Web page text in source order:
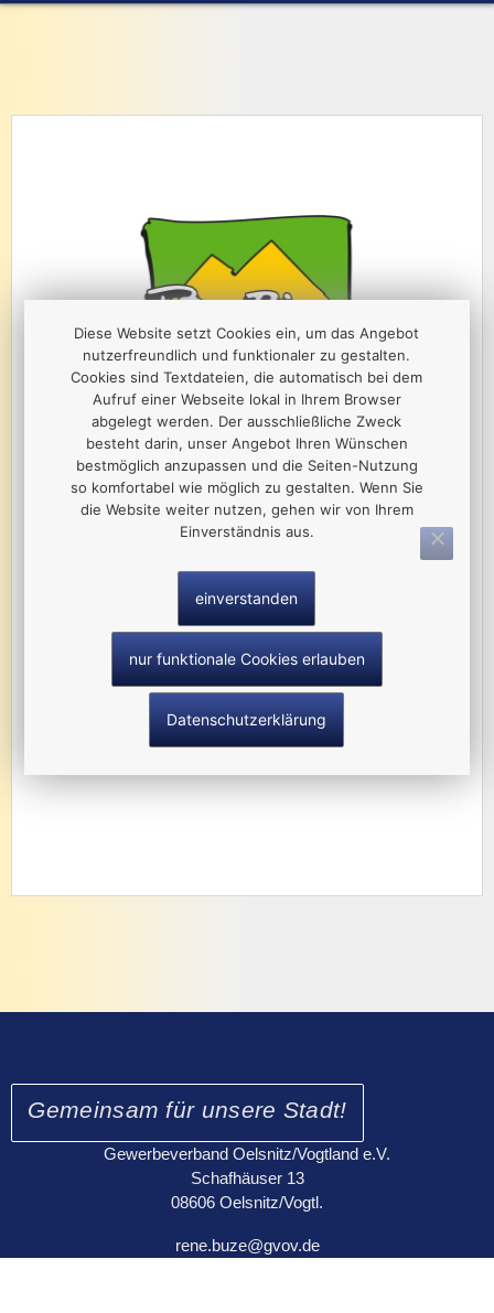
Frieder Jäckel
Plauensche Str. 1-3
08606 Oelsnitz/Vogtl.
Tel.: 037421 28053
mehr Infos
Gemeinsam für unsere Stadt!
Gewerbeverband Oelsnitz/Vogtland e.V.
Schafhäuser 13
08606 Oelsnitz/Vogtl.
rene.buze@gvov.de
Diese Website setzt Cookies ein, um das Angebot
nutzerfreundlich und funktionaler zu gestalten.
Cookies sind Textdateien, die automatisch bei dem
Aufruf einer Webseite lokal in Ihrem Browser
abgelegt werden. Der ausschließliche Zweck
besteht darin, unser Angebot Ihren Wünschen
bestmöglich anzupassen und die Seiten-Nutzung
so komfortabel wie möglich zu gestalten. Wenn Sie
die Website weiter nutzen, gehen wir von Ihrem
Einverständnis aus.
einverstanden
nur funktionale Cookies erlauben
Datenschutzerklärung